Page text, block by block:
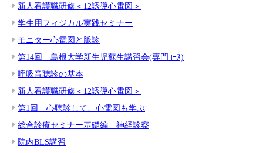
新人看護職研修＜12誘導心電図＞
学生用フィジカル実践セミナー
モニター心電図と脈診
第14回 島根大学新生児蘇生講習会(専門ｺｰｽ)
呼吸音聴診の基本
新人看護職研修＜12誘導心電図＞
第1回 心聴診して、心電図も学ぶ
総合診療セミナー基礎編 神経診察
院内BLS講習